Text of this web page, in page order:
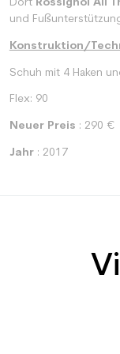
Dort Rossignol All
und
Konstruktion/
Schuh mit 4 Haken
Flex: 90
Neuer Preis : 290 €
Jahr: 2017